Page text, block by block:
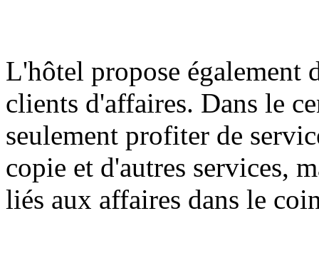
L'hôtel propose également
clients d'affaires. Dans le
seulement profiter de
copie et d'autres services,
liés aux affaires dans le